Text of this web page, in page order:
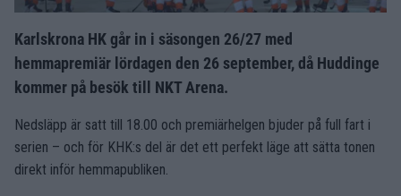
Karlskrona HK går in i säsongen 26/27 med
hemmapremiär lördagen den 26 september, då Huddinge
kommer på besök till NKT Arena.
Nedsläpp är satt till 18.00 och premiärhelgen bjuder på full fart i
serien – och för KHK:s del är det ett perfekt läge att sätta tonen
direkt inför hemmapubliken.